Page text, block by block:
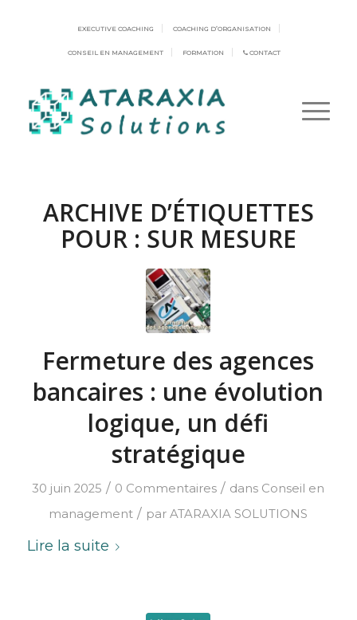
EXECUTIVE COACHING COACHING D’ORGANISATION
CONSEIL EN MANAGEMENT FORMATION CONTACT
ARCHIVE D’ÉTIQUETTES
POUR : SUR MESURE
Fermeture des agences
bancaires : une évolution
logique, un défi
stratégique
30 juin 2025 / 0 Commentaires / dans Conseil en
management / parATARAXIA SOLUTIONS
Lire la suite